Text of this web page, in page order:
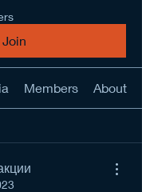
Join
Members About